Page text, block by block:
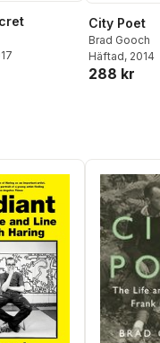
City Poet
Brad Gooch
Häftad, 2014
288 kr